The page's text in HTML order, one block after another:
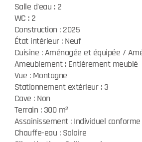
Salle d'eau : 2
WC : 2
Construction : 2025
État intérieur : Neuf
Cuisine : Aménagée et équipée /
Ameublement : Entièrement meublé
Vue : Montagne
Stationnement extérieur : 3
Cave : Non
Terrain : 300 m²
Assainissement : Individuel conforme
Chauffe-eau : Solaire